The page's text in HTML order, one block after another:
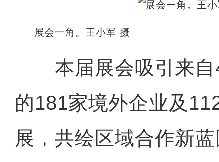
展会一角。王小军 摄
本届展会吸引来自
的181家境外企业及
展，共绘区域合作新